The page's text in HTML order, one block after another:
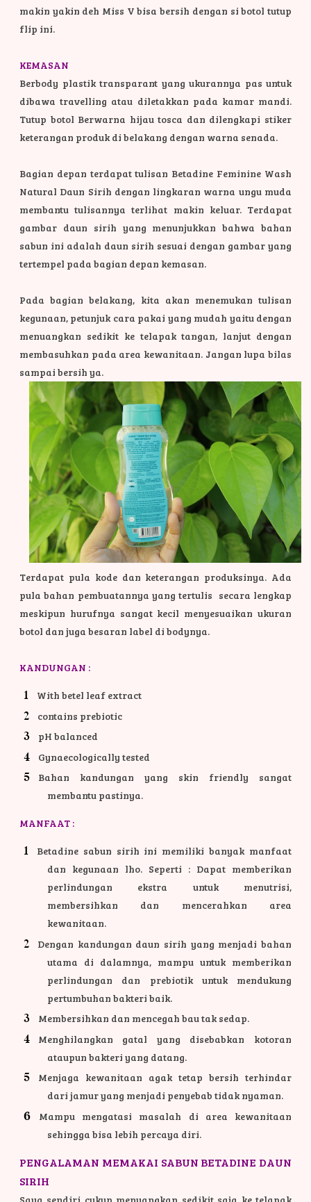
makin yakin deh Miss V bisa bersih dengan si botol tutup
flip ini.
KEMASAN
Berbody plastik transparant yang ukurannya pas untuk
dibawa travelling atau diletakkan pada kamar mandi.
Tutup botol Berwarna hijau tosca dan dilengkapi stiker
keterangan produk di belakang dengan warna senada.
Bagian depan terdapat tulisan Betadine Feminine Wash
Natural Daun Sirih dengan lingkaran warna ungu muda
membantu tulisannya terlihat makin keluar. Terdapat
gambar daun sirih yang menunjukkan bahwa bahan
sabun ini adalah daun sirih sesuai dengan gambar yang
tertempel pada bagian depan kemasan.
Pada bagian belakang, kita akan menemukan tulisan
kegunaan, petunjuk cara pakai yang mudah yaitu dengan
menuangkan sedikit ke telapak tangan, lanjut dengan
membasuhkan pada area kewanitaan. Jangan lupa bilas
sampai bersih ya.
Terdapat pula kode dan keterangan produksinya. Ada
pula bahan pembuatannya yang tertulis secara lengkap
meskipun hurufnya sangat kecil menyesuaikan ukuran
botol dan juga besaran label di bodynya.
KANDUNGAN :
With betel leaf extract
contains prebiotic
pH balanced
Gynaecologically tested
Bahan kandungan yang skin friendly sangat
membantu pastinya.
MANFAAT :
Betadine sabun sirih ini memiliki banyak manfaat
dan kegunaan lho. Seperti : Dapat memberikan
perlindungan ekstra untuk menutrisi,
membersihkan dan mencerahkan area
kewanitaan.
Dengan kandungan daun sirih yang menjadi bahan
utama di dalamnya, mampu untuk memberikan
perlindungan dan prebiotik untuk mendukung
pertumbuhan bakteri baik.
Membersihkan dan mencegah bau tak sedap.
Menghilangkan gatal yang disebabkan kotoran
ataupun bakteri yang datang.
Menjaga kewanitaan agak tetap bersih terhindar
dari jamur yang menjadi penyebab tidak nyaman.
Mampu mengatasi masalah di area kewanitaan
sehingga bisa lebih percaya diri.
PENGALAMAN MEMAKAI SABUN BETADINE DAUN
SIRIH
Saya sendiri cukup menuangkan sedikit saja ke telapak